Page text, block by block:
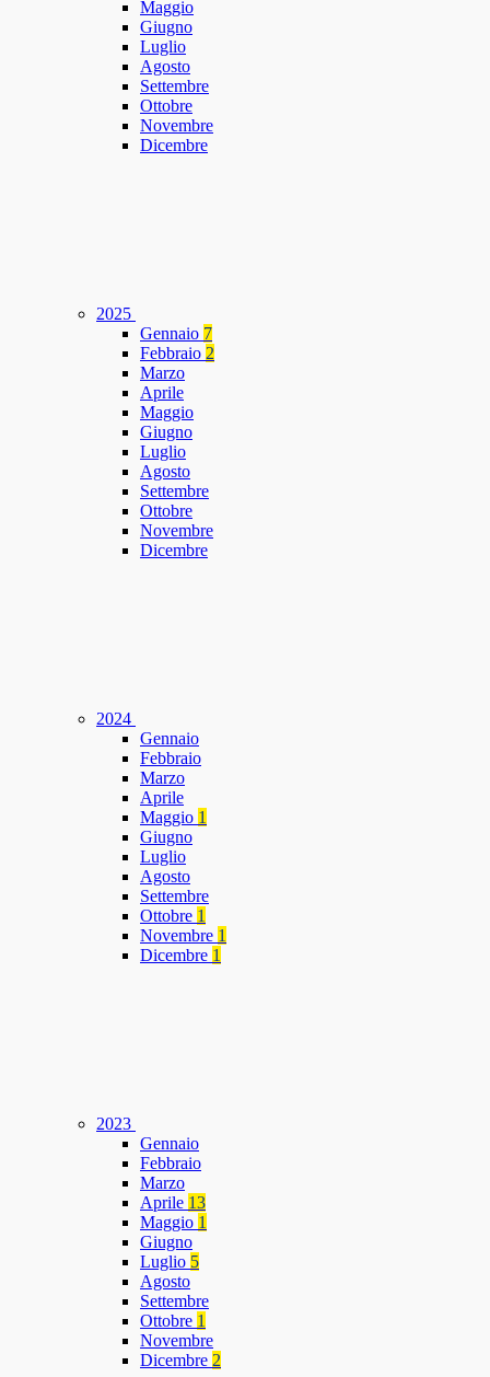
Maggio
Giugno
Luglio
Agosto
Settembre
Ottobre
Novembre
Dicembre
2025
Gennaio 7
Febbraio 2
Marzo
Aprile
Maggio
Giugno
Luglio
Agosto
Settembre
Ottobre
Novembre
Dicembre
2024
Gennaio
Febbraio
Marzo
Aprile
Maggio 1
Giugno
Luglio
Agosto
Settembre
Ottobre 1
Novembre 1
Dicembre 1
2023
Gennaio
Febbraio
Marzo
Aprile 13
Maggio 1
Giugno
Luglio 5
Agosto
Settembre
Ottobre 1
Novembre
Dicembre 2